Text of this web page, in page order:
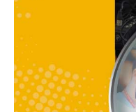
afecten
niñas,
niños
y
adolescente